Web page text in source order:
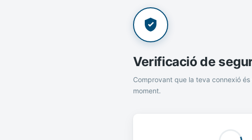
Verificació de
Comprovant que la teva connexió és
moment.